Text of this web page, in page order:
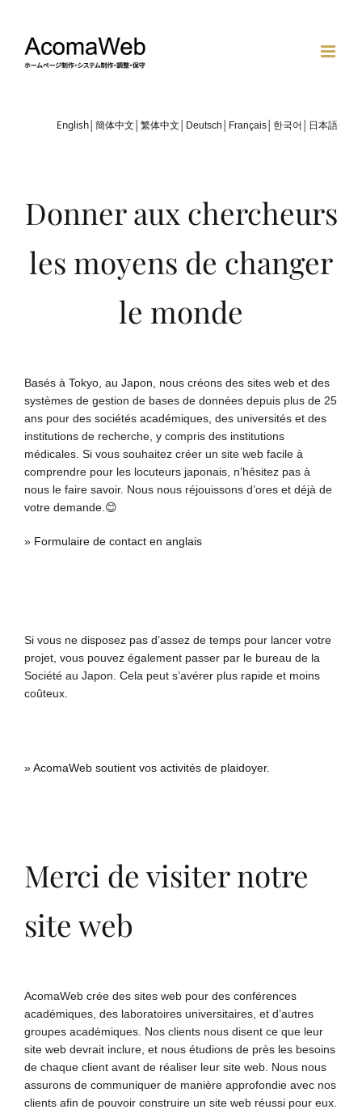
content
English │簡体中文 │繁体中文 Deutsch Français 한국어 日本語
Donner aux chercheurs
les moyens de changer
le monde
Basés à Tokyo, au Japon, nous créons des sites web et des
systèmes de gestion de bases de données depuis plus de 25
ans pour des sociétés académiques, des universités et des
institutions de recherche, y compris des institutions
médicales. Si vous souhaitez créer un site web facile à
comprendre pour les locuteurs japonais, n’hésitez pas à
nous le faire savoir. Nous nous réjouissons d’ores et déjà de
votre demande.😊
» Formulaire de contact en anglais
Si vous ne disposez pas d’assez de temps pour lancer votre
projet, vous pouvez également passer par le bureau de la
Société au Japon. Cela peut s’avérer plus rapide et moins
coûteux.
»AcomaWeb soutient vos activités de plaidoyer.
Merci de visiter notre
site web
AcomaWeb crée des sites web pour des conférences
académiques, des laboratoires universitaires, et d’autres
groupes académiques. Nos clients nous disent ce que leur
site web devrait inclure, et nous étudions de près les besoins
de chaque client avant de réaliser leur site web. Nous nous
assurons de communiquer de manière approfondie avec nos
clients afin de pouvoir construire un site web réussi pour eux.